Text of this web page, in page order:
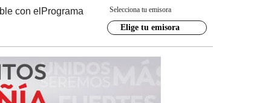
con el Programa Selecciona tu emisora
Elige tu emisora